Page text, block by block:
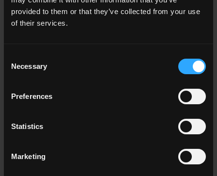
provided to them or that they’ve collected from your use
of their services.
Selection
Necessary
Preferences
Statistics
Marketing
Outdoor